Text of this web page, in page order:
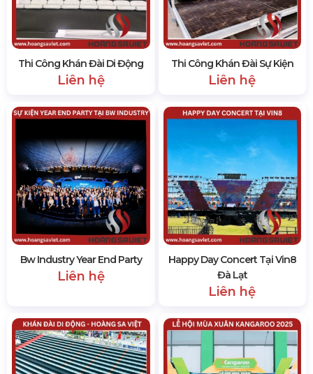
Thi Công Khán Đài Di Động
Liên hệ
Thi Công Khán Đài Sự Kiện
Liên hệ
Bw Industry Year End Party
Liên hệ
Happy Day Concert Tại Vin8
Đà Lạt
Liên hệ